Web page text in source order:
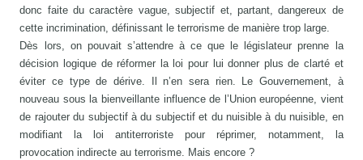
donc faite du caractère vague, subjectif et, partant, dangereux de
cette incrimination, définissant le terrorisme de manière trop large.
Dès lors, on pouvait s’attendre à ce que le législateur prenne la
décision logique de réformer la loi pour lui donner plus de clarté et
éviter ce type de dérive. Il n’en sera rien. Le Gouvernement, à
nouveau sous la bienveillante influence de l’Union européenne, vient
de rajouter du subjectif à du subjectif et du nuisible à du nuisible, en
modifiant la loi antiterroriste pour réprimer, notamment, la
provocation indirecte au terrorisme. Mais encore ?